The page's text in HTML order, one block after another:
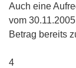
Auch eine
vom
Betrag bereits
4